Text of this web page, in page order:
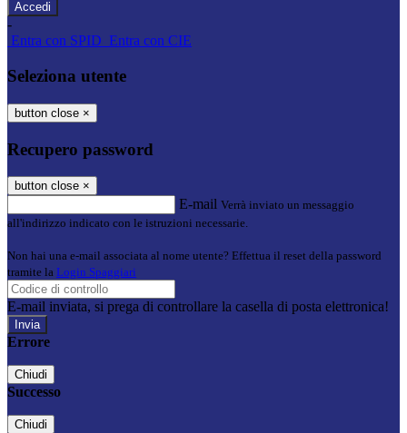
-
Entra con SPID Entra con CIE
Seleziona utente
button close ×
Recupero password
button close ×
E-mail Verrà inviato un messaggio
all'indirizzo indicato con le istruzioni necessarie.
Non hai una e-mail associata al nome utente? Effettua il reset della password
tramite la Login Spaggiari
E-mail inviata, si prega di controllare la casella di posta elettronica!
Errore
Chiudi
Successo
Chiudi